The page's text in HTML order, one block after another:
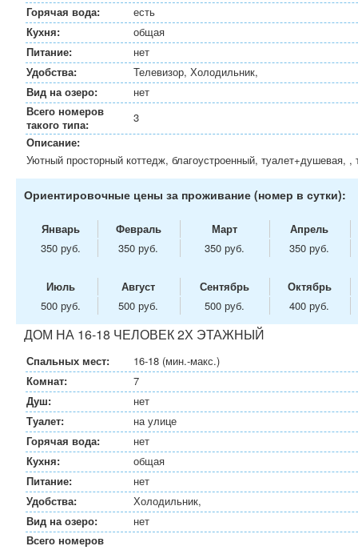
Горячая вода:
есть
Кухня:
общая
Питание:
нет
Удобства:
Телевизор, Холодильник,
Вид на озеро:
нет
Всего номеров
такого типа:
3
Описание:
Уютный просторный коттедж, благоустроенный, туалет+душевая, ,
Ориентировочные цены за проживание (номер в сутки):
Январь Февраль Март
Апрель
350 руб.
350 руб. 350 руб. 350 руб.
Июль Август Сентябрь
Октябрь
500 руб.
500 руб. 500 руб. 400 руб.
ДОМ НА 16-18 ЧЕЛОВЕК 2Х ЭТАЖНЫЙ
Спальных мест:
16-18 (мин.-макс.)
Комнат:
7
Душ:
нет
Туалет:
на улице
Горячая вода:
нет
Кухня:
общая
Питание:
нет
Удобства:
Холодильник,
Вид на озеро:
нет
Всего номеров